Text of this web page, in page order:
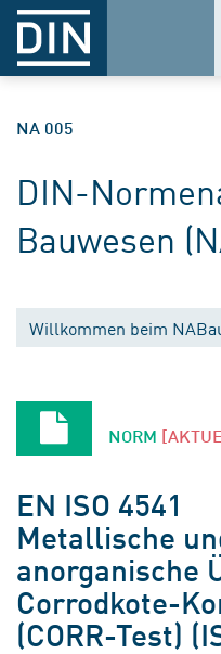
NA 005
DIN-
Bauwesen
Willkommen beim
NORM
EN ISO 4541
Metallische
anorganische
Corrodkote-
(CORR-Test)